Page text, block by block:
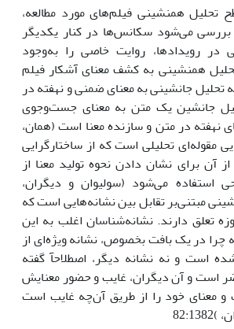
تحلیل همنشینی فیلم‌های مورد مطالعه،
می‌شود سکانس‌ها در کنار یکدیگر
در رویدادها، روایت خاصی را به‌وجود
همنشینی به کشف معنای آشکار فیلم
تحلیل جانشینی به معنای ضمنی و نهفته در
جانشین یک متن به معنای جست‌وجوی
نهفته در متن و سازنده معنا است (همان،
دوتایی مقوله‌ای تحلیلی است که از ساختارگرایی
آن برای نشان دادن نحوه تولید معنا از
استفاده می‌شود (سولیوان و دیگران،
جانشینی مبتنی‌بر تقابل بین نشانه‌هایی است که
تعلق دارند. نشانه‌شناسان اغلب به این
چرا در یک بافت بخصوص، نشانه ویژه‌ای از
است و نه نشانه دیگر، اصطلاحآ گفته
است و آن دیگران، غایب و حضور معنایش
معنای خود را از طریق آن‌چه غایب است